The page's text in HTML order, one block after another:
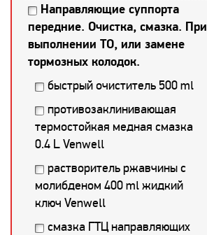
Направляющие суппорта
передние. Очистка, смазка. При
выполнении ТО, или замене
тормозных колодок.
быстрый очиститель 500 ml
противозаклинивающая
термостойкая медная смазка
0.4 L Venwell
растворитель ржавчины с
молибденом 400 ml жидкий
ключ Venwell
смазка ГТЦ направляющих